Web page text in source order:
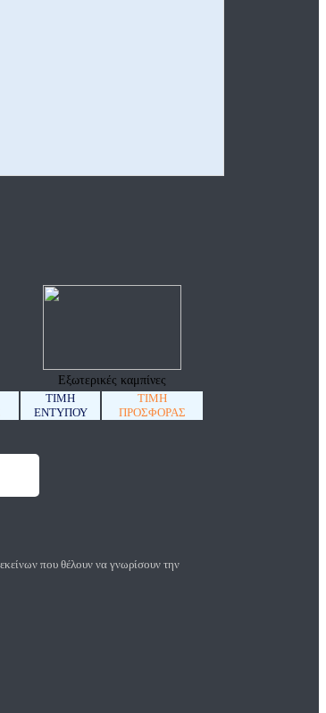
Εξωτερικές καμπίνες
ΤΙΜΗ
ΕΝΤΥΠΟΥ
ΤΙΜΗ
ΠΡΟΣΦΟΡΑΣ
που θέλουν να γνωρίσουν την